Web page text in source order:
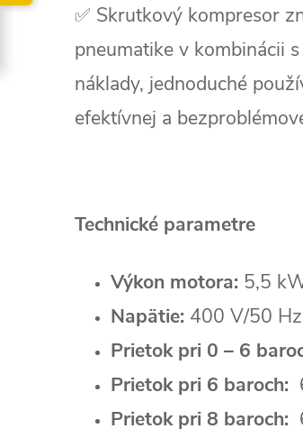
✅ Skrutkový kompresor
pneumatike v kombinácii
náklady, jednoduché
efektívnej a
Technické parametre
Výkon motora: 5,5
Napätie: 400 V/50 Hz
Prietok pri 0 – 6
Prietok pri 6 baroch:
Prietok pri 8 baroch: